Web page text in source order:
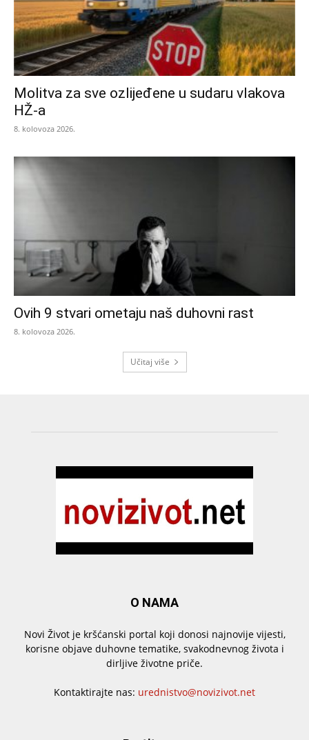
Molitva za sve ozlijeđene u sudaru vlakova
HŽ-a
8. kolovoza 2026.
Ovih 9 stvari ometaju naš duhovni rast
8. kolovoza 2026.
Učitaj više
O NAMA
Novi Život je kršćanski portal koji donosi najnovije vijesti,
korisne objave duhovne tematike, svakodnevnog života i
dirljive životne priče.
Kontaktirajte nas: urednistvo@novizivot.net